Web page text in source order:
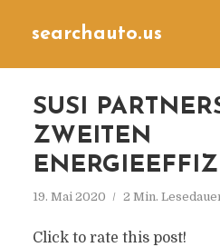
searchauto.us
SUSI
WEITEN E
19. Mai 2020 2 Min.
Click to rate this post!